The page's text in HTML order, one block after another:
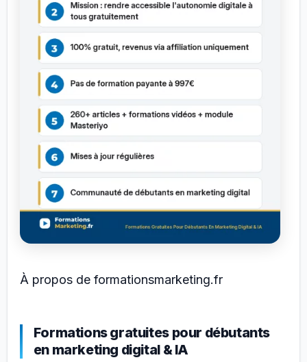
À propos de formationsmarketing.fr
Formations gratuites pour débutants
en marketing digital & IA